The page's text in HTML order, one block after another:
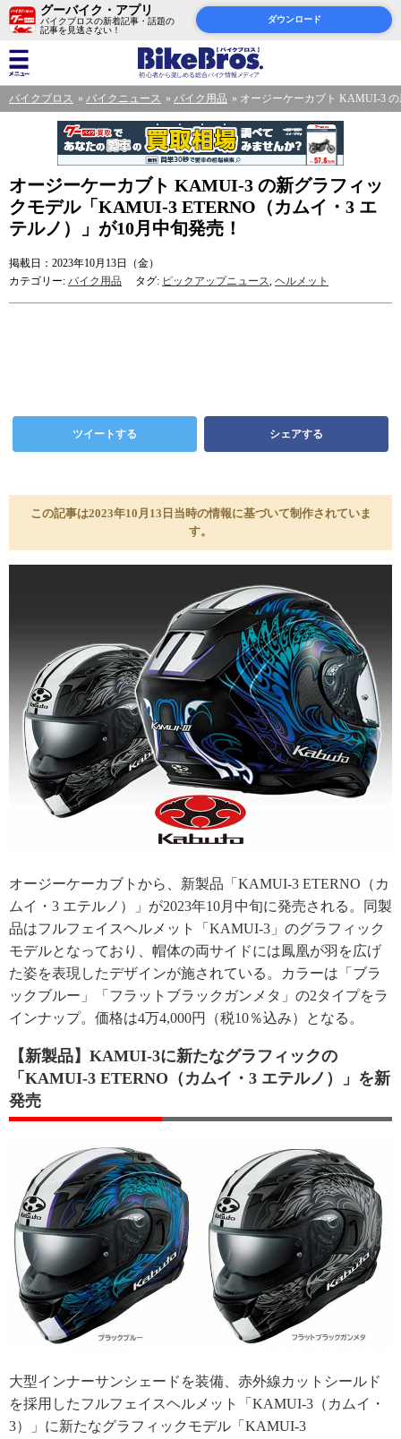
グーバイク・アプリ
バイクブロスの新着記事・話題の
記事を見逃さない！
ダウンロード
バイクブロス バイクニュース バイク用品 オージーケーカブト KAMUI-3
オージーケーカブト KAMUI-3 の新グラフィッ
クモデル「KAMUI-3 ETERNO（カムイ・3 エ
テルノ）」が10月中旬発売！
掲載日：2023年10月13日（金）
カテゴリー: バイク用品 タグ: ピックアップニュース, ヘルメット
ツイートする シェアする
この記事は2023年10月13日当時の情報に基づいて制作されていま
す。
オージーケーカブトから、新製品「KAMUI-3 ETERNO（カ
ムイ・3 エテルノ）」が2023年10月中旬に発売される。同製
品はフルフェイスヘルメット「KAMUI-3」のグラフィック
モデルとなっており、帽体の両サイドには鳳凰が羽を広げ
た姿を表現したデザインが施されている。カラーは「ブラ
ックブルー」「フラットブラックガンメタ」の2タイプをラ
インナップ。価格は4万4,000円（税10％込み）となる。
【新製品】KAMUI-3に新たなグラフィックの
「KAMUI-3 ETERNO（カムイ・3 エテルノ）」を新
発売
大型インナーサンシェードを装備、赤外線カットシールド
を採用したフルフェイスヘルメット「KAMUI-3（カムイ・
3）」に新たなグラフィックモデル「KAMUI-3